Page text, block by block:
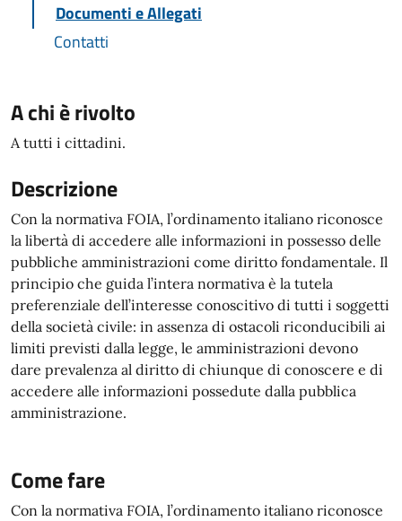
Documenti e Allegati
Contatti
A chi è rivolto
A tutti i cittadini.
Descrizione
Con la normativa FOIA, l’ordinamento italiano riconosce
la libertà di accedere alle informazioni in possesso delle
pubbliche amministrazioni come diritto fondamentale. Il
principio che guida l’intera normativa è la tutela
preferenziale dell’interesse conoscitivo di tutti i soggetti
della società civile: in assenza di ostacoli riconducibili ai
limiti previsti dalla legge, le amministrazioni devono
dare prevalenza al diritto di chiunque di conoscere e di
accedere alle informazioni possedute dalla pubblica
amministrazione.
Come fare
Con la normativa FOIA, l’ordinamento italiano riconosce